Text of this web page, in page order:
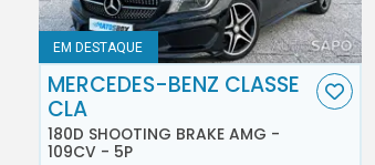
EM DESTAQUE
MERCEDES-BENZ CLASSE
CLA
180D SHOOTING BRAKE AMG -
109CV - 5P